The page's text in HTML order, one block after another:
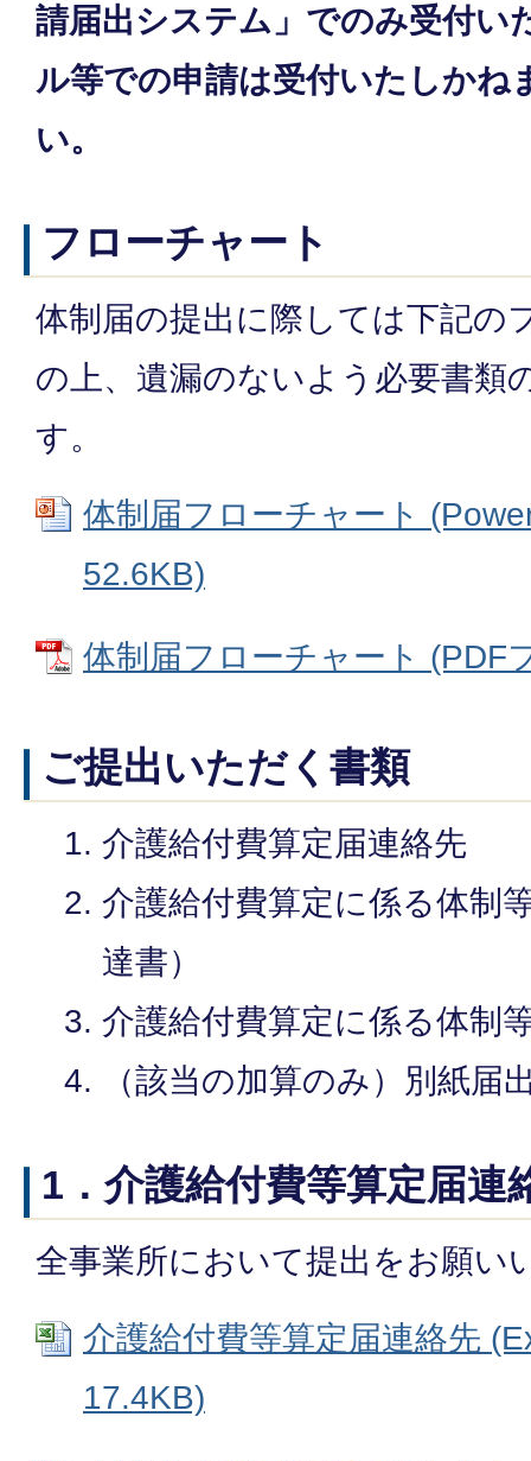
請届出システム」でのみ受付い
ル等での申請は受付いたしかね
い。
フローチャート
体制届の提出に際しては下記の
の上、遺漏のないよう必要書類
す。
体制届フローチャート
52.6KB)
体制届フローチャート (PDF
ご提出いただく書類
介護給付費算定届連絡先
介護給付費算定に係る体制
達書）
介護給付費算定に係る体制
（該当の加算のみ）別紙届
1．介護給付費等算定届連
全事業所において提出をお願い
介護給付費等算定届連絡先
17.4KB)